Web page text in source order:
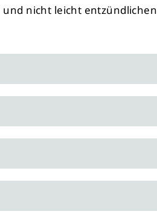
und nicht leicht entzündlichen